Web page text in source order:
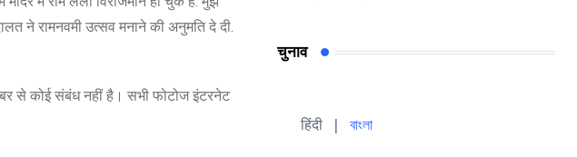
ने रामनवमी उत्सव मनाने की अनुमति दे दी.
से कोई संबंध नहीं है। सभी फोटोज इंटरनेट
चुनाव
हिंदी | বাংলা